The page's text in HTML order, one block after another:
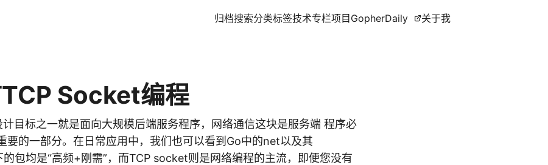
归档搜索分类标签技术专栏项目 GopherDaily 关于我
Socket编程
目标之一就是面向大规模后端服务程序，网络通信这块是服务端 程序必
要的一部分。在日常应用中，我们也可以看到Go中的net以及其
包均是“高频+刚需”，而TCP socket则是网络编程的主流，即便您没有